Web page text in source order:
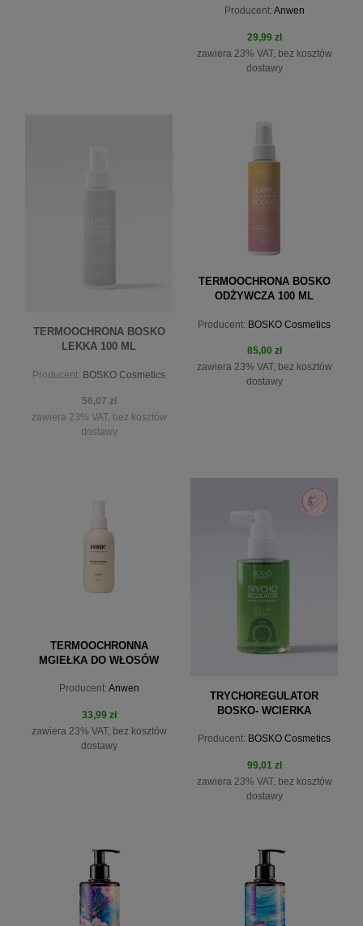
ANWEN 100M
Producent: Anwen
29,99 zł
zawiera 23% VAT, bez kosztów
dostawy
do koszyka
TERMOOCHRONA BOSKO
LEKKA 100 ML
Producent: BOSKO Cosmetics
56,07 zł
zawiera 23% VAT, bez kosztów
dostawy
TERMOOCHRONA BOSKO
ODŻYWCZA 100 ML
Producent: BOSKO Cosmetics
85,00 zł
zawiera 23% VAT, bez kosztów
dostawy
TERMOOCHRONNA
MGIEŁKA DO WŁOSÓW
MATUSZEWSKA 150 ML
Producent: Anwen
33,99 zł
zawiera 23% VAT, bez kosztów
dostawy
TRYCHOREGULATOR
BOSKO- WCIERKA
Producent: BOSKO Cosmetics
99,01 zł
zawiera 23% VAT, bez kosztów
dostawy
do koszyka